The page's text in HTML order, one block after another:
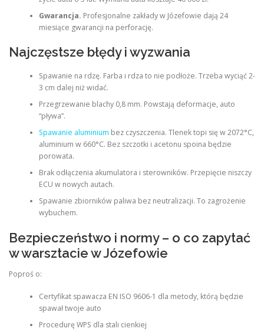
Gwarancja. Profesjonalne zakłady w Józefowie dają 24
miesiące gwarancji na perforację.
Najczęstsze błędy i wyzwania
Spawanie na rdzę. Farba i rdza to nie podłoże. Trzeba wyciąć 2-
3 cm dalej niż widać.
Przegrzewanie blachy 0,8 mm. Powstają deformacje, auto
“pływa”.
Spawanie aluminium bez czyszczenia. Tlenek topi się w 2072°C,
aluminium w 660°C. Bez szczotki i acetonu spoina będzie
porowata.
Brak odłączenia akumulatora i sterowników. Przepięcie niszczy
ECU w nowych autach.
Spawanie zbiorników paliwa bez neutralizacji. To zagrożenie
wybuchem.
Bezpieczeństwo i normy – o co zapytać
w warsztacie w Józefowie
Poproś o:
Certyfikat spawacza EN ISO 9606-1 dla metody, którą będzie
spawał twoje auto
Procedurę WPS dla stali cienkiej